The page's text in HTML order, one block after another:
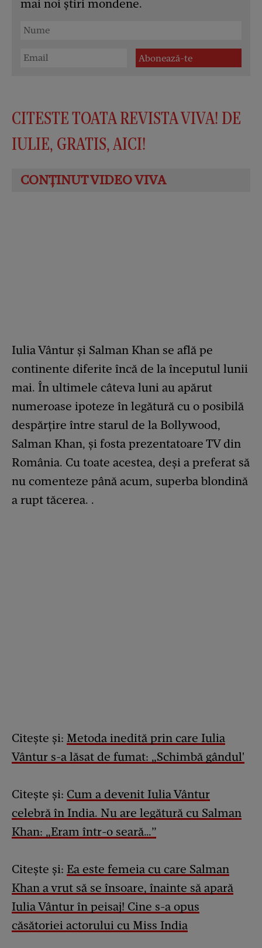
mai noi știri mondene.
CITESTE TOATA REVISTA VIVA! DE
IULIE, GRATIS, AICI!
Iulia Vântur și Salman Khan se află pe
continente diferite încă de la începutul lunii
mai. În ultimele câteva luni au apărut
numeroase ipoteze în legătură cu o posibilă
despărțire între starul de la Bollywood,
Salman Khan, și fosta prezentatoare TV din
România. Cu toate acestea, deși a preferat să
nu comenteze până acum, superba blondină
a rupt tăcerea. .
Citește și: Metoda inedită prin care Iulia
Vântur s-a lăsat de fumat: „Schimbă gândul'
Citește și: Cum a devenit Iulia Vântur
celebră în India. Nu are legătură cu Salman
Khan: „Eram într-o seară…”
Citește și: Ea este femeia cu care Salman
Khan a vrut să se însoare, înainte să apară
Iulia Vântur în peisaj! Cine s-a opus
căsătoriei actorului cu Miss India